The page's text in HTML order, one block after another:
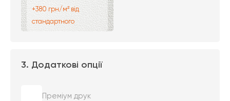
+380 грн/м² від
стандартного
3. Додаткові опції
Преміум друк